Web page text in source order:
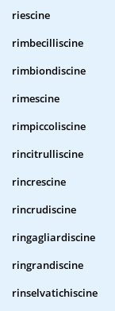
riescine
rimbecilliscine
rimbiondiscine
rimescine
rimpiccoliscine
rincitrulliscine
rincrescine
rincrudiscine
ringagliardiscine
ringrandiscine
rinselvatichiscine